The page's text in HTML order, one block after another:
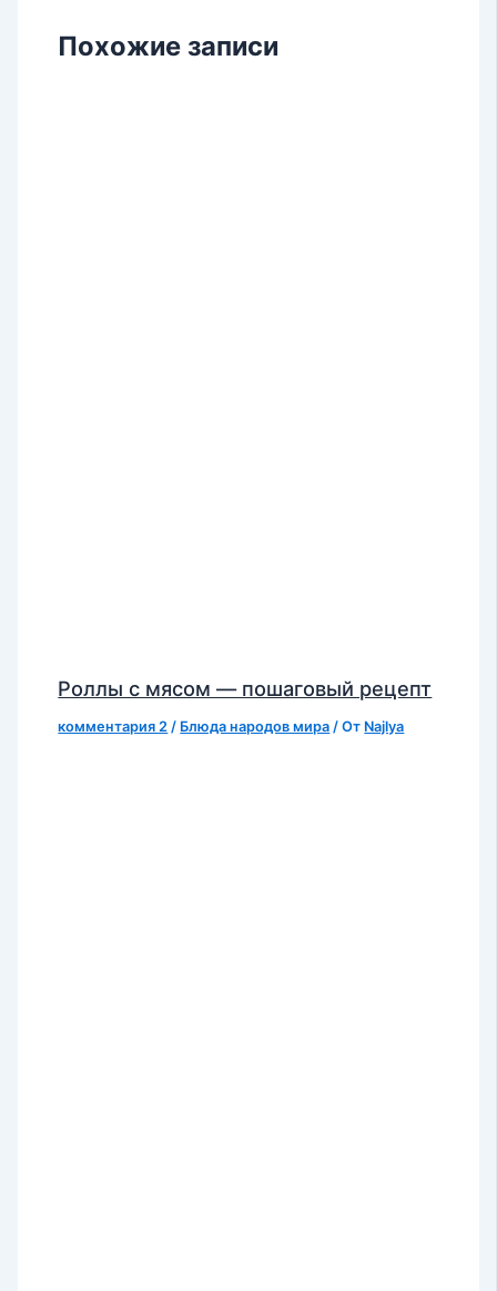
Похожие записи
Роллы с мясом — пошаговый рецепт
комментария 2 / Блюда народов мира / От Najlya